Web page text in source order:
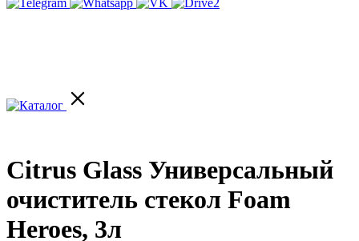
Citrus Glass Универсальный
очиститель стекол Foam
Heroes, 3л